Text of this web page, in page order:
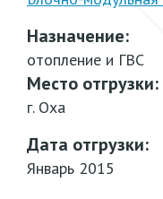
Назначение:
отопление и ГВС
Место отгрузки:
г. Оха
Дата отгрузки:
Январь 2015